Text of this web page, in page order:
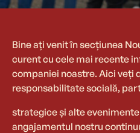
Bine ați venit în secțiunea
curent cu cele mai recente
companiei noastre. Aici veți
responsabilitate socială,
strategice și alte
angajamentul nostru